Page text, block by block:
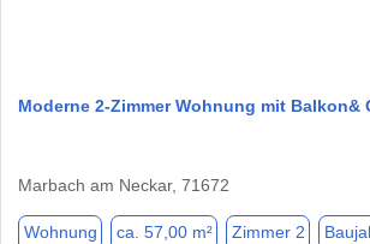
Moderne 2-Zimmer Wohnung mit Balkon&
Marbach am Neckar, 71672
Wohnung ca. 57,00 m² Zimmer 2